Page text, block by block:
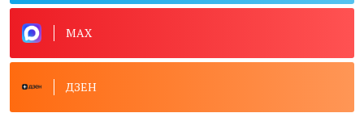
MAX
ДЗЕН